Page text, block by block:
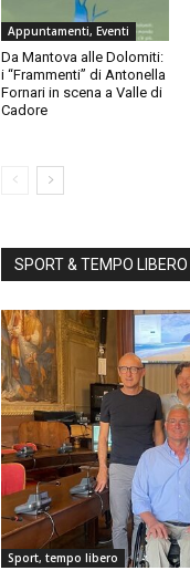
Appuntamenti, Eventi
Da Mantova alle Dolomiti:
i “Frammenti” di Antonella
Fornari in scena a Valle di
Cadore
SPORT & TEMPO LIBERO
Sport, tempo libero